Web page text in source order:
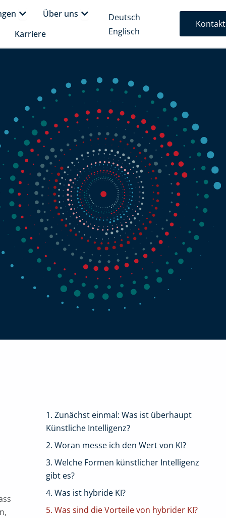
Öffne Lösungen
Über uns Öffne Über uns
Insights
Karriere
Deutsch
Englisch
Kontakt
1. Zunächst einmal: Was ist überhaupt
Künstliche Intelligenz?
2. Woran messe ich den Wert von KI?
3. Welche Formen künstlicher Intelligenz
gibt es?
4. Was ist hybride KI?
5. Was sind die Vorteile von hybrider KI?